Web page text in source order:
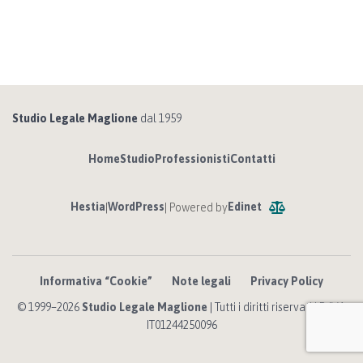
Studio Legale Maglione dal 1959
HomeStudio ProfessionistiContatti
Hestia|WordPress| Powered byEdinet
Informativa “Cookie” Note legali
Privacy Policy
© 1999–2026Studio Legale Maglione | Tutti i diritti riservati | P. IVA
IT01244250096